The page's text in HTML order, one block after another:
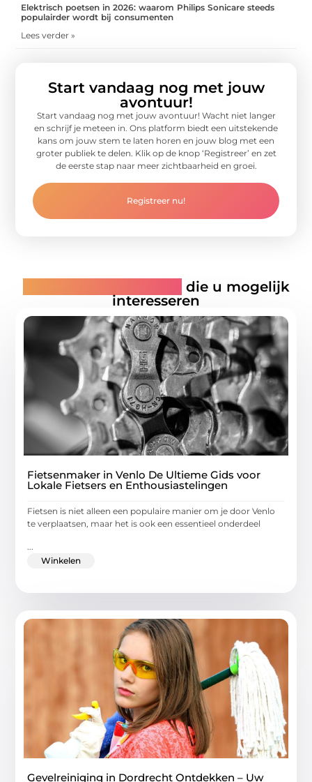
Elektrisch poetsen in 2026: waarom Philips Sonicare steeds
populairder wordt bij consumenten
Lees verder »
Start vandaag nog met jouw
avontuur!
Start vandaag nog met jouw avontuur! Wacht niet langer
en schrijf je meteen in. Ons platform biedt een uitstekende
kans om jouw stem te laten horen en jouw blog met een
groter publiek te delen. Klik op de knop ‘Registreer’ en zet
de eerste stap naar meer zichtbaarheid en groei.
Registreer nu!
die u mogelijk
interesseren
Fietsenmaker in Venlo De Ultieme Gids voor
Lokale Fietsers en Enthousiastelingen
Fietsen is niet alleen een populaire manier om je door Venlo
te verplaatsen, maar het is ook een essentieel onderdeel
Winkelen
Gevelreiniging in Dordrecht Ontdekken – Uw